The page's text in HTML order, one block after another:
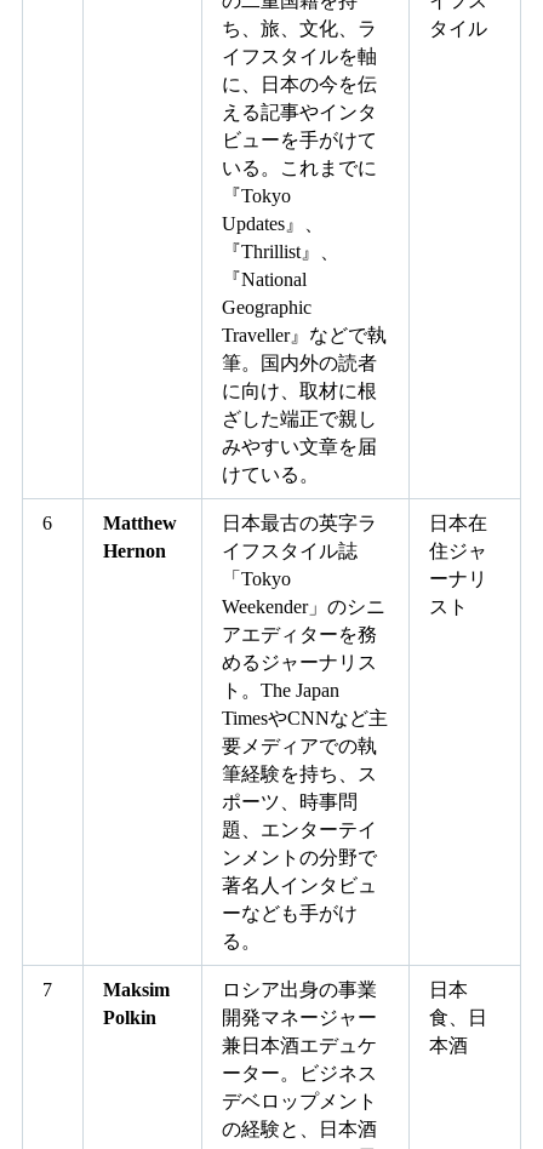
ち、旅、文化、ラ
イフスタイルを軸
に、日本の今を伝
える記事やインタ
ビューを手がけて
いる。これまでに
『Tokyo
Updates』、
『Thrillist』、
『National
Geographic
Traveller』などで執
筆。国内外の読者
に向け、取材に根
ざした端正で親し
みやすい文章を届
けている。
タイル
6
Matthew
Hernon
日本最古の英字ラ
イフスタイル誌
「Tokyo
Weekender」のシニ
アエディターを務
めるジャーナリス
ト。The Japan
TimesやCNNなど主
要メディアでの執
筆経験を持ち、ス
ポーツ、時事問
題、エンターテイ
ンメントの分野で
著名人インタビュ
ーなども手がけ
る。
日本在
住ジャ
ーナリ
スト
7
Maksim
Polkin
ロシア出身の事業
開発マネージャー
兼日本酒エデュケ
ーター。ビジネス
デベロップメント
の経験と、日本酒
日本
食、日
本酒